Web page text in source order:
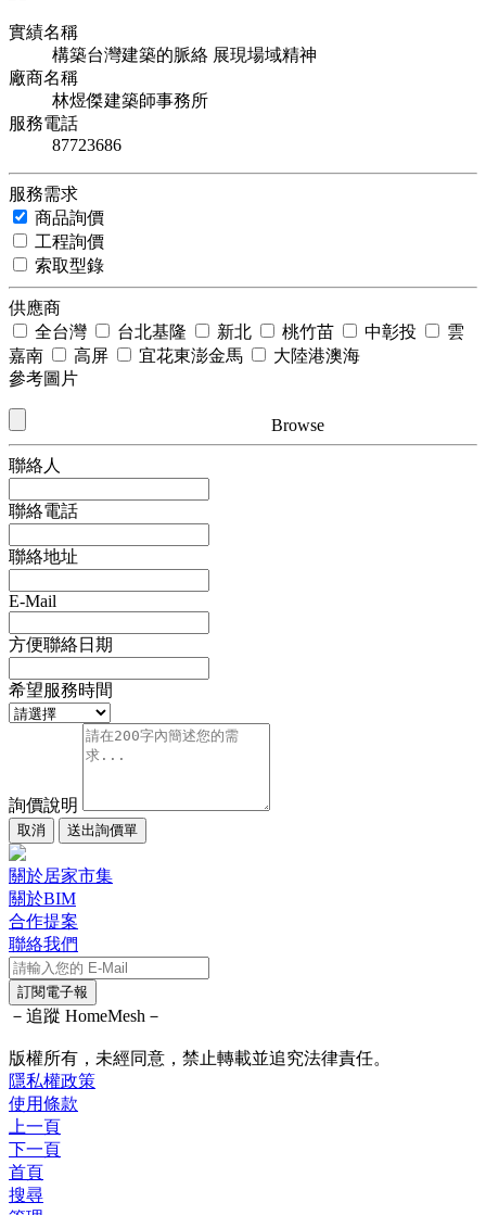
實績名稱
構築台灣建築的脈絡 展現場域精神
廠商名稱
林煜傑建築師事務所
服務電話
87723686
服務需求
商品詢價
工程詢價
索取型錄
供應商
全台灣
台北基隆 新北 桃竹苗 中彰投
雲
嘉南
高屏 宜花東澎金馬
大陸港澳海
參考圖片
Browse
聯絡人
聯絡電話
聯絡地址
E-Mail
方便聯絡日期
希望服務時間
詢價說明
取消 送出詢價單
關於居家市集
關於BIM
合作提案
聯絡我們
訂閱電子報
－追蹤 HomeMesh－
版權所有，未經同意，禁止轉載並追究法律責任。
隱私權政策
使用條款
上一頁
下一頁
首頁
搜尋